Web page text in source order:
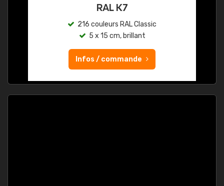
RAL K7
216 couleurs RAL Classic
5 x 15 cm, brillant
Infos / commande